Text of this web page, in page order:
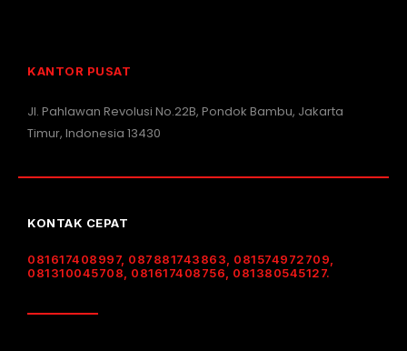
KANTOR PUSAT
Jl. Pahlawan Revolusi No.22B, Pondok Bambu, Jakarta
Timur, Indonesia 13430
KONTAK CEPAT
081617408997, 087881743863, 081574972709,
081310045708, 081617408756, 081380545127.